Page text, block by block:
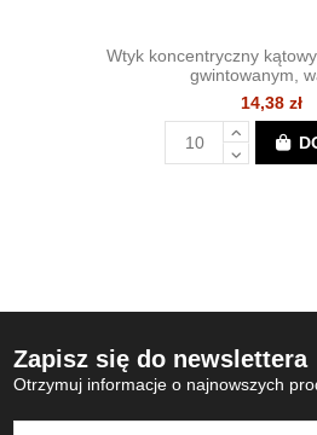
Wtyk koncentryczny
gwintowanym,
14,38 zł
Zapisz się do newslettera
Otrzymuj informacje o najnowszych